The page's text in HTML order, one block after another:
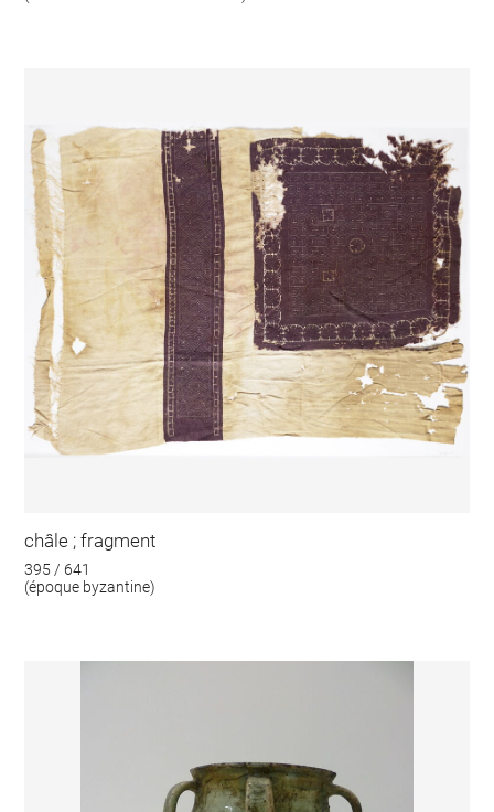
châle ; fragment
395 / 641
(époque byzantine)